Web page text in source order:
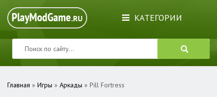
КАТЕГОРИИ
Главная » Игры » Аркады » Pill Fortress